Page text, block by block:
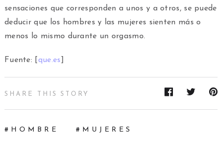
sensaciones que corresponden a unos y a otros, se puede
deducir que los hombres y las mujeres sienten más o
menos lo mismo durante un orgasmo.
Fuente: [ que.es
SHARE THIS STORY
HOMBRE MUJERES